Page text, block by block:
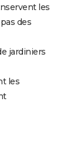
les
des
jardiniers
les